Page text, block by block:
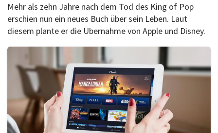
Mehr als zehn Jahre nach dem Tod des King of Pop
erschien nun ein neues Buch über sein Leben. Laut
diesem plante er die Übernahme von Apple und Disney.